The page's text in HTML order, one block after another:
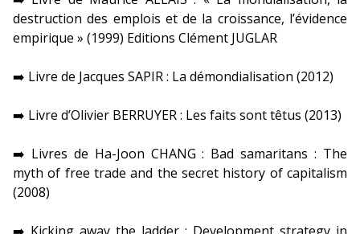
destruction des emplois et de la croissance, l’évidence
empirique » (1999) Editions Clément JUGLAR
➡️ Livre de Jacques SAPIR : La démondialisation (2012)
➡️ Livre d’Olivier BERRUYER : Les faits sont têtus (2013)
➡️ Livres de Ha-Joon CHANG : Bad samaritans : The
myth of free trade and the secret history of capitalism
(2008)